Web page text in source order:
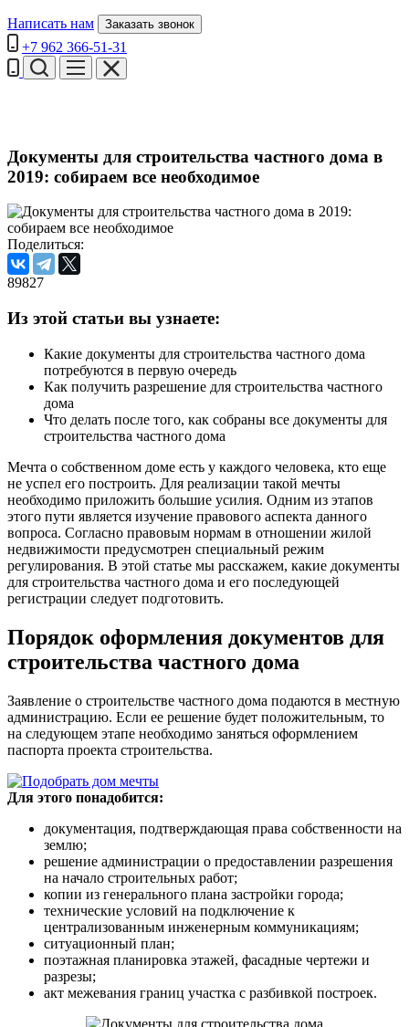
Написать нам Заказать звонок
+7 962 366-51-31
Документы для строительства частного дома в
2019: собираем все необходимое
Поделиться:
89827
Из этой статьи вы узнаете:
Какие документы для строительства частного дома
потребуются в первую очередь
Как получить разрешение для строительства частного
дома
Что делать после того, как собраны все документы для
строительства частного дома
Мечта о собственном доме есть у каждого человека, кто еще
не успел его построить. Для реализации такой мечты
необходимо приложить большие усилия. Одним из этапов
этого пути является изучение правового аспекта данного
вопроса. Согласно правовым нормам в отношении жилой
недвижимости предусмотрен специальный режим
регулирования. В этой статье мы расскажем, какие документы
для строительства частного дома и его последующей
регистрации следует подготовить.
Порядок оформления документов для
строительства частного дома
Заявление о строительстве частного дома подаются в местную
администрацию. Если ее решение будет положительным, то
на следующем этапе необходимо заняться оформлением
паспорта проекта строительства.
Для этого понадобится:
документация, подтверждающая права собственности на
землю;
решение администрации о предоставлении разрешения
на начало строительных работ;
копии из генерального плана застройки города;
технические условий на подключение к
централизованным инженерным коммуникациям;
ситуационный план;
поэтажная планировка этажей, фасадные чертежи и
разрезы;
акт межевания границ участка с разбивкой построек.